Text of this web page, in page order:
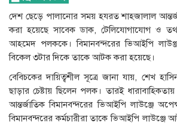
দেশ ছেড়ে পালানোর সময় হযরত শাহজালাল
করা হয়েছে সাবেক ডাক, টেলিযোগাযোগ ও
আহমেদ পলককে। বিমানবন্দরের ভিআইপি
বিকেল ৩টার দিকে তাকে আটক করা হয়েছে।
বেবিচকের দায়িত্বশীল সূত্রে জানা যায়, শেখ
ছাড়ার চেষ্টায় ছিলেন পলক। তারই
আন্তর্জাতিক বিমানবন্দরের ভিআইপি লাউঞ্জে
বিমানবন্দরের কর্মচারীরা তাকে ভিআইপি লাউঞ্জে